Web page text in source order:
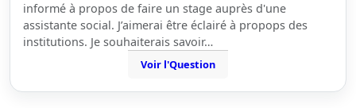
informé à propos de faire un stage auprès d'une
assistante social. J’aimerai être éclairé à propops des
institutions. Je souhaiterais savoir…
Voir l'Question